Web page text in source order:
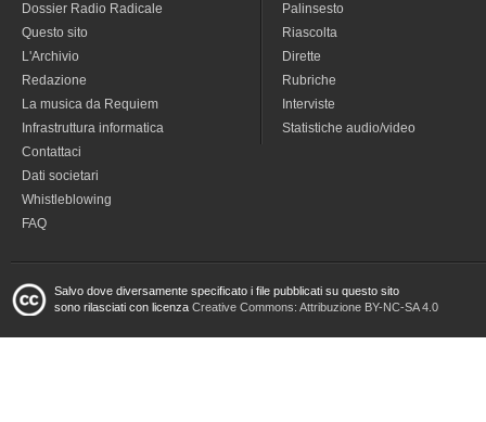
Dossier Radio Radicale
Questo sito
L'Archivio
Redazione
La musica da Requiem
Infrastruttura informatica
Contattaci
Dati societari
Whistleblowing
FAQ
Palinsesto
Riascolta
Dirette
Rubriche
Interviste
Statistiche audio/video
Salvo dove diversamente specificato i file pubblicati su questo sito
sono rilasciati con licenza Creative Commons: Attribuzione BY-NC-SA 4.0